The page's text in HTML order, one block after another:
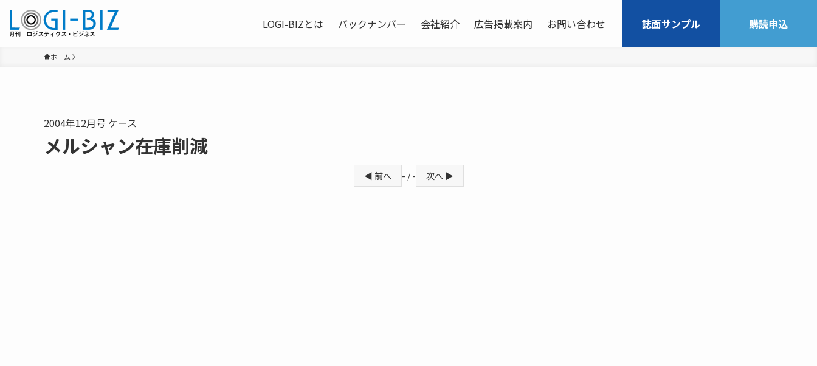
LOGI-BIZとは バックナンバー 会社紹介 広告掲載案内 お問い合わせ 誌面サンプル 購読申込
ホーム
2004年12月号 ケース
メルシャン――在庫削減
◀ 前へ - / - 次へ ▶